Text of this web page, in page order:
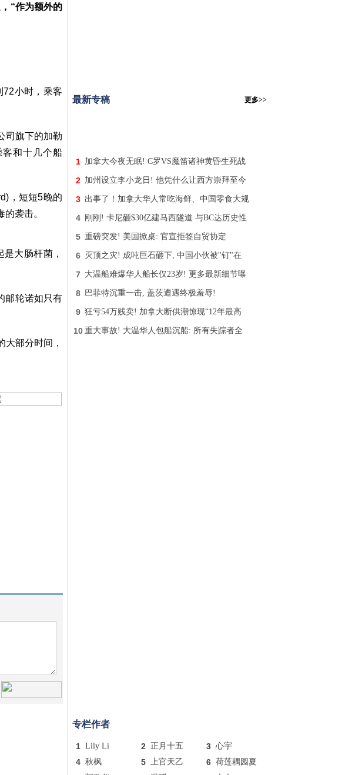
“作为额外的
72小时，乘客
司旗下的加勒
客和十几个船
，短短5晚的
袭击。
大肠杆菌，
邮轮诺如只有
部分时间，
最新专稿 更多>>
1 加拿大今夜无眠! C罗VS魔笛诸神黄昏生死战
2 加州设立李小龙日! 他凭什么让西方崇拜至今
3 出事了！加拿大华人常吃海鲜、中国零食大规
4 刚刚! 卡尼砸$30亿建马西隧道 与BC达历史性
5 重磅突发! 美国掀桌: 官宣拒签自贸协定
6 灭顶之灾! 成吨巨石砸下, 中国小伙被"钉"在
7 大温船难爆华人船长仅23岁! 更多最新细节曝
8 巴菲特沉重一击, 盖茨遭遇终极羞辱!
9 狂亏54万贱卖! 加拿大断供潮惊现“12年最高
10 重大事故! 大温华人包船沉船: 所有失踪者全
专栏作者
1 Lily Li 2 正月十五 3 心宇
4 秋枫 5 上官天乙 6 荷莲耦园夏